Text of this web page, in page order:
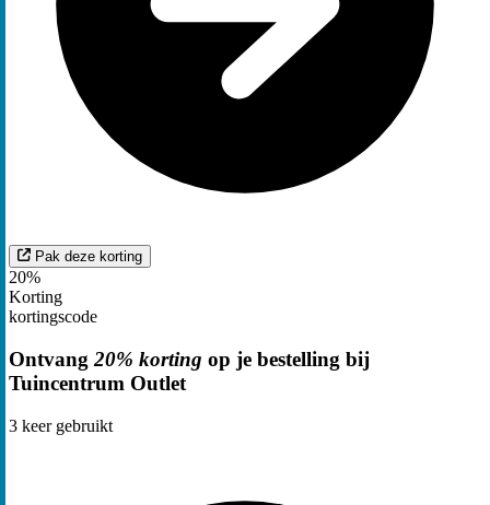
Pak deze korting
20%
Korting
kortingscode
Ontvang 20% korting op je bestelling bij
Tuincentrum Outlet
3 keer gebruikt